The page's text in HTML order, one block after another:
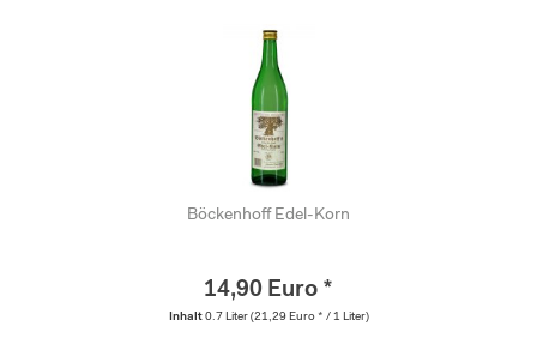
Böckenhoff Edel-Korn
14,90 Euro *
Inhalt 0.7 Liter (21,29 Euro * / 1 Liter)